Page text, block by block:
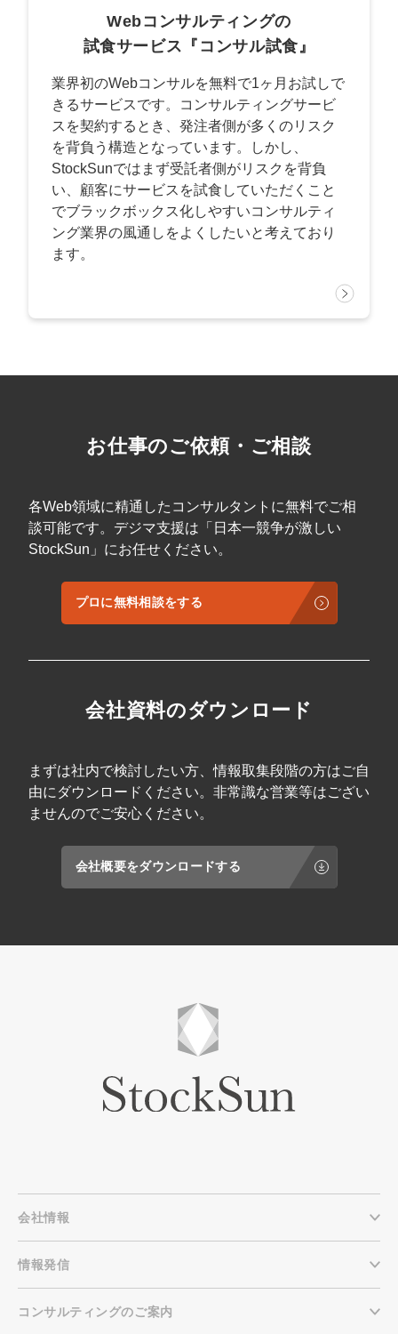
Webコンサルティングの
試食サービス『コンサル試食』
業界初のWebコンサルを無料で1ヶ月お試しで
きるサービスです。コンサルティングサービ
スを契約するとき、発注者側が多くのリスク
を背負う構造となっています。しかし、
StockSunではまず受託者側がリスクを背負
い、顧客にサービスを試食していただくこと
でブラックボックス化しやすいコンサルティ
ング業界の風通しをよくしたいと考えており
ます。
お仕事のご依頼・ご相談
各Web領域に精通したコンサルタントに無料でご相
談可能です。デジマ支援は「日本一競争が激しい
StockSun」にお任せください。
プロに無料相談をする
会社資料のダウンロード
まずは社内で検討したい方、情報取集段階の方はご自
由にダウンロードください。非常識な営業等はござい
ませんのでご安心ください。
会社概要をダウンロードする
会社情報
情報発信
コンサルティングのご案内